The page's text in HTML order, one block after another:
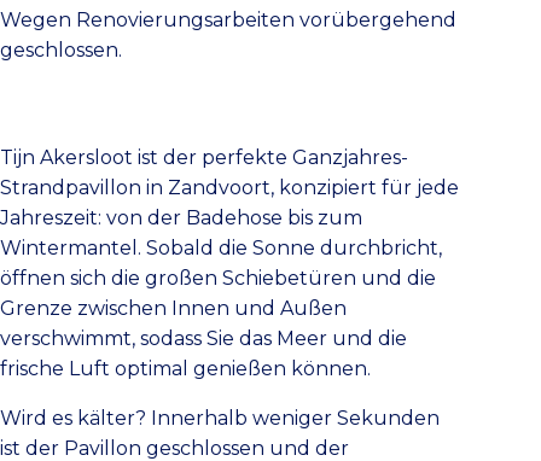
Wegen Renovierungsarbeiten vorübergehend
geschlossen.
Tijn Akersloot ist der perfekte Ganzjahres-
Strandpavillon in Zandvoort, konzipiert für jede
Jahreszeit: von der Badehose bis zum
Wintermantel. Sobald die Sonne durchbricht,
öffnen sich die großen Schiebetüren und die
Grenze zwischen Innen und Außen
verschwimmt, sodass Sie das Meer und die
frische Luft optimal genießen können.
Wird es kälter? Innerhalb weniger Sekunden
ist der Pavillon geschlossen und der